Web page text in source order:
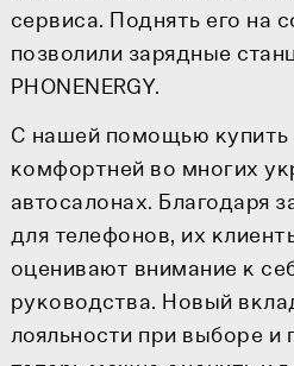
сервиса. Поднять его на
позволили зарядные
PHONENERGY.
С нашей помощью купить
комфортней во многих
автосалонах. Благодаря
для телефонов, их
оценивают внимание к
руководства. Новый
лояльности при выборе и